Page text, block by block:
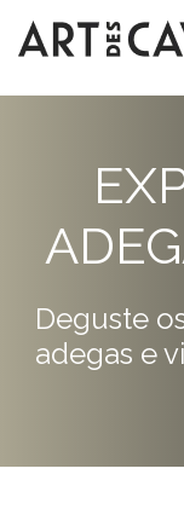
Deguste
adegas e